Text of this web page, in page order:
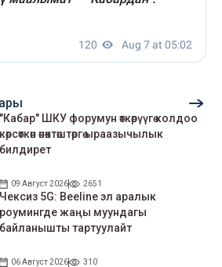
"Кабар" ШКУ форумун өткөрүүгө колдоо
көрсөткөн өнөктөштөргө ыраазычылык
билдирет
09 Август 2026 2651
Чексиз 5G: Beeline эл аралык
роумингде жаңы муундагы
байланышты тартуулайт
06 Август 2026 310